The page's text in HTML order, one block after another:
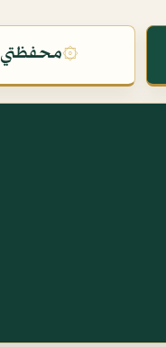
۞محفظتي